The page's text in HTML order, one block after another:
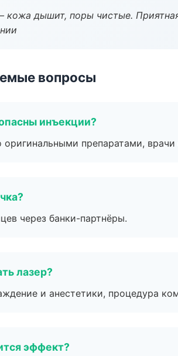
кожа дышит, поры чистые.
вопросы
инъекции?
оригинальными препаратами,
через банки-партнёры.
лазер?
и анестетики, процедура
эффект?